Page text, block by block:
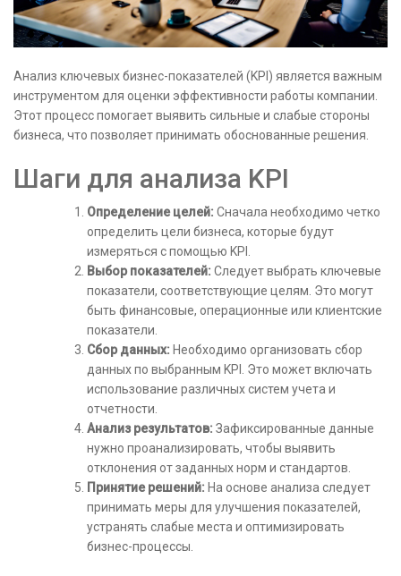
Анализ ключевых бизнес-показателей (KPI) является важным
инструментом для оценки эффективности работы компании.
Этот процесс помогает выявить сильные и слабые стороны
бизнеса, что позволяет принимать обоснованные решения.
Шаги для анализа KPI
Определение целей: Сначала необходимо четко
определить цели бизнеса, которые будут
измеряться с помощью KPI.
Выбор показателей: Следует выбрать ключевые
показатели, соответствующие целям. Это могут
быть финансовые, операционные или клиентские
показатели.
Сбор данных: Необходимо организовать сбор
данных по выбранным KPI. Это может включать
использование различных систем учета и
отчетности.
Анализ результатов: Зафиксированные данные
нужно проанализировать, чтобы выявить
отклонения от заданных норм и стандартов.
Принятие решений: На основе анализа следует
принимать меры для улучшения показателей,
устранять слабые места и оптимизировать
бизнес-процессы.